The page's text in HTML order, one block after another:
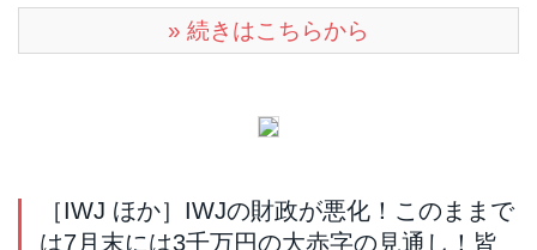
» 続きはこちらから
［IWJ ほか］IWJの財政が悪化！このままで
は7月末には3千万円の大赤字の見通し！皆